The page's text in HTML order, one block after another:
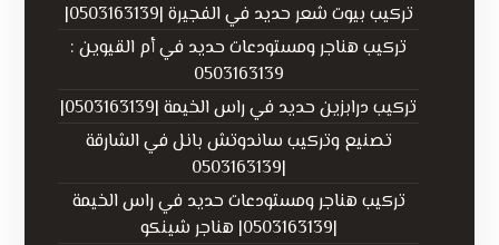
تركيب بيوت شعر حديد في الفجيرة |0503163139|
تركيب هناجر ومستودعات حديد في أم القيوين :
0503163139
تركيب درابزين حديد في راس الخيمة |0503163139|
تصنيع وتركيب ساندوتش بانل في الشارقة
|0503163139
تركيب هناجر ومستودعات حديد في راس الخيمة
|0503163139| هناجر شينكو